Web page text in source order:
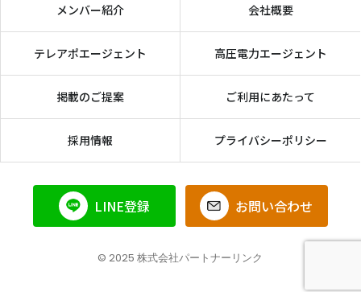
メンバー紹介 会社概要
テレアポエージェント 高圧電力エージェント
掲載のご提案 ご利用にあたって
採用情報 プライバシーポリシー
LINE登録 お問い合わせ
© 2025 株式会社パートナーリンク